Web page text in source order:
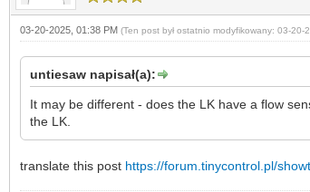
03-20-2025, 01:38 PM (Ten post był ostatnio modyfikowany: 03-
untiesaw napisał(a):
It may be different - does the LK have a flow
the LK.
translate this post https://forum.tinycontrol.pl/